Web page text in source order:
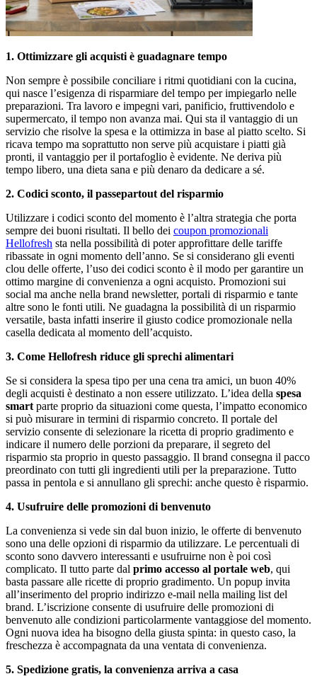
1. Ottimizzare gli acquisti è guadagnare tempo
Non sempre è possibile conciliare i ritmi quotidiani con la cucina,
qui nasce l’esigenza di risparmiare del tempo per impiegarlo nelle
preparazioni. Tra lavoro e impegni vari, panificio, fruttivendolo e
supermercato, il tempo non avanza mai. Qui sta il vantaggio di un
servizio che risolve la spesa e la ottimizza in base al piatto scelto. Si
ricava tempo ma soprattutto non serve più acquistare i piatti già
pronti, il vantaggio per il portafoglio è evidente. Ne deriva più
tempo libero, una dieta sana e più denaro da dedicare a sé.
2. Codici sconto, il passepartout del risparmio
Utilizzare i codici sconto del momento è l’altra strategia che porta
sempre dei buoni risultati. Il bello dei coupon promozionali
Hellofresh sta nella possibilità di poter approfittare delle tariffe
ribassate in ogni momento dell’anno. Se si considerano gli eventi
clou delle offerte, l’uso dei codici sconto è il modo per garantire un
ottimo margine di convenienza a ogni acquisto. Promozioni sui
social ma anche nella brand newsletter, portali di risparmio e tante
altre sono le fonti utili. Ne guadagna la possibilità di un risparmio
versatile, basta infatti inserire il giusto codice promozionale nella
casella dedicata al momento dell’acquisto.
3. Come Hellofresh riduce gli sprechi alimentari
Se si considera la spesa tipo per una cena tra amici, un buon 40%
degli acquisti è destinato a non essere utilizzato. L’idea della spesa
smart parte proprio da situazioni come questa, l’impatto economico
si può misurare in termini di risparmio concreto. Il portale del
servizio consente di selezionare la ricetta di proprio gradimento e
indicare il numero delle porzioni da preparare, il segreto del
risparmio sta proprio in questo passaggio. Il brand consegna il pacco
preordinato con tutti gli ingredienti utili per la preparazione. Tutto
passa in pentola e si annullano gli sprechi: anche questo è risparmio.
4. Usufruire delle promozioni di benvenuto
La convenienza si vede sin dal buon inizio, le offerte di benvenuto
sono una delle opzioni di risparmio da utilizzare. Le percentuali di
sconto sono davvero interessanti e usufruirne non è poi così
complicato. Il tutto parte dal primo accesso al portale web, qui
basta passare alle ricette di proprio gradimento. Un popup invita
all’inserimento del proprio indirizzo e-mail nella mailing list del
brand. L’iscrizione consente di usufruire delle promozioni di
benvenuto alle condizioni particolarmente vantaggiose del momento.
Ogni nuova idea ha bisogno della giusta spinta: in questo caso, la
freschezza è accompagnata da una ventata di convenienza.
5. Spedizione gratis, la convenienza arriva a casa